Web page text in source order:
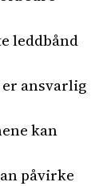
leddbånd
ansvarlig
kan
påvirke